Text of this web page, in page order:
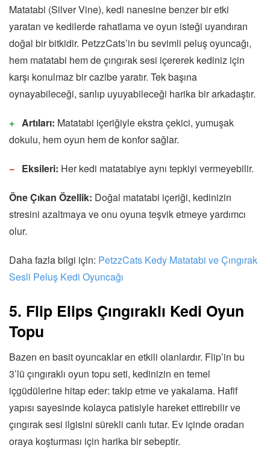
Matatabi (Silver Vine), kedi nanesine benzer bir etki
yaratan ve kedilerde rahatlama ve oyun isteği uyandıran
doğal bir bitkidir. PetzzCats’in bu sevimli peluş oyuncağı,
hem matatabi hem de çıngırak sesi içererek kediniz için
karşı konulmaz bir cazibe yaratır. Tek başına
oynayabileceği, sarılıp uyuyabileceği harika bir arkadaştır.
Artıları: Matatabi içeriğiyle ekstra çekici, yumuşak
dokulu, hem oyun hem de konfor sağlar.
Eksileri: Her kedi matatabiye aynı tepkiyi vermeyebilir.
Öne Çıkan Özellik: Doğal matatabi içeriği, kedinizin
stresini azaltmaya ve onu oyuna teşvik etmeye yardımcı
olur.
Daha fazla bilgi için: PetzzCats Kedy Matatabi ve Çıngırak
Sesli Peluş Kedi Oyuncağı
5. Flip Elips Çıngıraklı Kedi Oyun
Topu
Bazen en basit oyuncaklar en etkili olanlardır. Flip’in bu
3’lü çıngıraklı oyun topu seti, kedinizin en temel
içgüdülerine hitap eder: takip etme ve yakalama. Hafif
yapısı sayesinde kolayca patisiyle hareket ettirebilir ve
çıngırak sesi ilgisini sürekli canlı tutar. Ev içinde oradan
oraya koşturması için harika bir sebeptir.